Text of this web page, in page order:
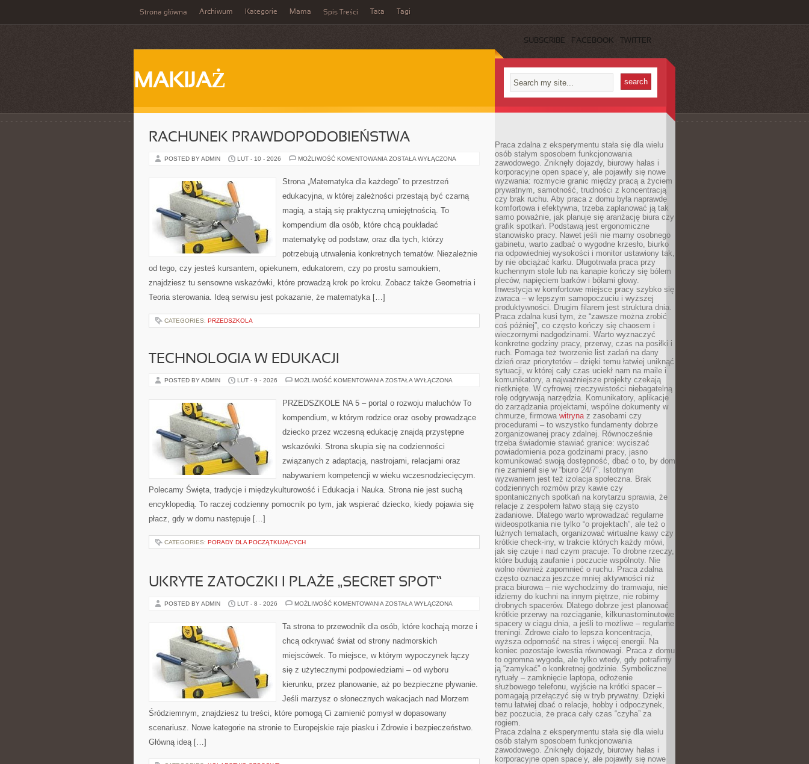
Strona główna Archiwum Kategorie Mama Spis Treści Tata Tagi
SUBSCRIBE FACEBOOK TWITTER
MAKIJAŻ
RACHUNEK PRAWDOPODOBIEŃSTWA
POSTED BY ADMIN LUT - 10 - 2026 MOŻLIWOŚĆ KOMENTOWANIA RACHUNEK
ZOSTAŁA WYŁĄCZONA
Strona „Matematyka dla każdego” to przestrzeń
edukacyjna, w której zależności przestają być czarną
magią, a stają się praktyczną umiejętnością. To
kompendium dla osób, które chcą poukładać
matematykę od podstaw, oraz dla tych, którzy
potrzebują utrwalenia konkretnych tematów. Niezależnie
od tego, czy jesteś kursantem, opiekunem, edukatorem, czy po prostu samoukiem,
znajdziesz tu sensowne wskazówki, które prowadzą krok po kroku. Zobacz także Geometria i
Teoria sterowania. Ideą serwisu jest pokazanie, że matematyka […]
CATEGORIES: PRZEDSZKOLA
TECHNOLOGIA W EDUKACJI
POSTED BY ADMIN LUT - 9 - 2026 MOŻLIWOŚĆ KOMENTOWANIA TECHNOLOGIA
ZOSTAŁA WYŁĄCZONA
PRZEDSZKOLE NA 5 – portal o rozwoju maluchów To
kompendium, w którym rodzice oraz osoby prowadzące
dziecko przez wczesną edukację znajdą przystępne
wskazówki. Strona skupia się na codzienności
związanych z adaptacją, nastrojami, relacjami oraz
nabywaniem kompetencji w wieku wczesnodziecięcym.
Polecamy Święta, tradycje i międzykulturowość i Edukacja i Nauka. Strona nie jest suchą
encyklopedią. To raczej codzienny pomocnik po tym, jak wspierać dziecko, kiedy pojawia się
płacz, gdy w domu następuje […]
CATEGORIES: PORADY DLA POCZĄTKUJĄCYCH
UKRYTE ZATOCZKI I PLAŻE „SECRET SPOT”
POSTED BY ADMIN LUT - 8 - 2026 MOŻLIWOŚĆ KOMENTOWANIA UKRYTE
PLAŻE
„SECRET
ZOSTAŁA WYŁĄCZONA
Ta strona to przewodnik dla osób, które kochają morze i
chcą odkrywać świat od strony nadmorskich
miejscówek. To miejsce, w którym wypoczynek łączy
się z użytecznymi podpowiedziami – od wyboru
kierunku, przez planowanie, aż po bezpieczne pływanie.
Jeśli marzysz o słonecznych wakacjach nad Morzem
Śródziemnym, znajdziesz tu treści, które pomogą Ci zamienić pomysł w dopasowany
scenariusz. Nowe kategorie na stronie to Europejskie raje piasku i Zdrowie i bezpieczeństwo.
Główną ideą […]
Praca zdalna z eksperymentu stała się dla wielu
osób stałym sposobem funkcjonowania
zawodowego. Zniknęły dojazdy, biurowy hałas i
korporacyjne open space’y, ale pojawiły się nowe
wyzwania: rozmycie granic między pracą a życiem
prywatnym, samotność, trudności z koncentracją
czy brak ruchu. Aby praca z domu była naprawdę
komfortowa i efektywna, trzeba zaplanować ją tak
samo poważnie, jak planuje się aranżację biura czy
grafik spotkań. Podstawą jest ergonomiczne
stanowisko pracy. Nawet jeśli nie mamy osobnego
gabinetu, warto zadbać o wygodne krzesło, biurko
na odpowiedniej wysokości i monitor ustawiony tak,
by nie obciążać karku. Długotrwała praca przy
kuchennym stole lub na kanapie kończy się bólem
pleców, napięciem barków i bólami głowy.
Inwestycja w komfortowe miejsce pracy szybko się
zwraca – w lepszym samopoczuciu i wyższej
produktywności. Drugim filarem jest struktura dnia.
Praca zdalna kusi tym, że “zawsze można zrobić
coś później”, co często kończy się chaosem i
wieczornymi nadgodzinami. Warto wyznaczyć
konkretne godziny pracy, przerwy, czas na posiłki i
ruch. Pomaga też tworzenie list zadań na dany
dzień oraz priorytetów – dzięki temu łatwiej uniknąć
sytuacji, w której cały czas uciekł nam na maile i
komunikatory, a najważniejsze projekty czekają
nietknięte. W cyfrowej rzeczywistości niebagatelną
rolę odgrywają narzędzia. Komunikatory, aplikacje
do zarządzania projektami, wspólne dokumenty w
chmurze, firmowa witrynaz zasobami czy
procedurami – to wszystko fundamenty dobrze
zorganizowanej pracy zdalnej. Równocześnie
trzeba świadomie stawiać granice: wyciszać
powiadomienia poza godzinami pracy, jasno
komunikować swoją dostępność, dbać o to, by dom
nie zamienił się w “biuro 24/7”. Istotnym
wyzwaniem jest też izolacja społeczna. Brak
codziennych rozmów przy kawie czy
spontanicznych spotkań na korytarzu sprawia, że
relacje z zespołem łatwo stają się czysto
zadaniowe. Dlatego warto wprowadzać regularne
wideospotkania nie tylko “o projektach”, ale też o
luźnych tematach, organizować wirtualne kawy czy
krótkie check-iny, w trakcie których każdy mówi,
jak się czuje i nad czym pracuje. To drobne rzeczy,
które budują zaufanie i poczucie wspólnoty. Nie
wolno również zapomnieć o ruchu. Praca zdalna
często oznacza jeszcze mniej aktywności niż
praca biurowa – nie wychodzimy do tramwaju, nie
idziemy do kuchni na innym piętrze, nie robimy
drobnych spacerów. Dlatego dobrze jest planować
krótkie przerwy na rozciąganie, kilkunastominutowe
spacery w ciągu dnia, a jeśli to możliwe – regularne
treningi. Zdrowe ciało to lepsza koncentracja,
wyższa odporność na stres i więcej energii. Na
koniec pozostaje kwestia równowagi. Praca z domu
to ogromna wygoda, ale tylko wtedy, gdy potrafimy
ją “zamykać” o konkretnej godzinie. Symboliczne
rytuały – zamknięcie laptopa, odłożenie
służbowego telefonu, wyjście na krótki spacer –
pomagają przełączyć się w tryb prywatny. Dzięki
temu łatwiej dbać o relacje, hobby i odpoczynek,
bez poczucia, że praca cały czas “czyha” za
rogiem.
Praca zdalna z eksperymentu stała się dla wielu
osób stałym sposobem funkcjonowania
zawodowego. Zniknęły dojazdy, biurowy hałas i
korporacyjne open space’y, ale pojawiły się nowe